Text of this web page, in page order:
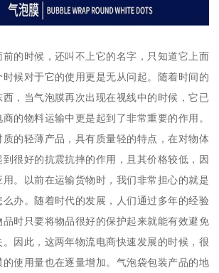
的时候，还叫不上它的名字，只知道它上面
候对于它的使用更是无从问起。随着时间的
，当气泡膜再次出现在视线中的时候，它已
的物料运输中更是起到了非常重要的作用。
的轻薄产品，具有质量轻的特点，在对物体
很好的抗震抗摔的作用，且其价格较低，因
。以前在运输货物时，我们非常担心的就是
办。随着时代的发展，人们通过多年的经验
时只要将物品很好的保护起来就能有效避免
因此，这两年物流电商快速发展的时候，很
使用量也在逐量增加。气泡袋包装产品的地